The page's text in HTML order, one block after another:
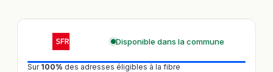
Disponible dans la commune
Sur 100% des adresses éligibles à la fibre